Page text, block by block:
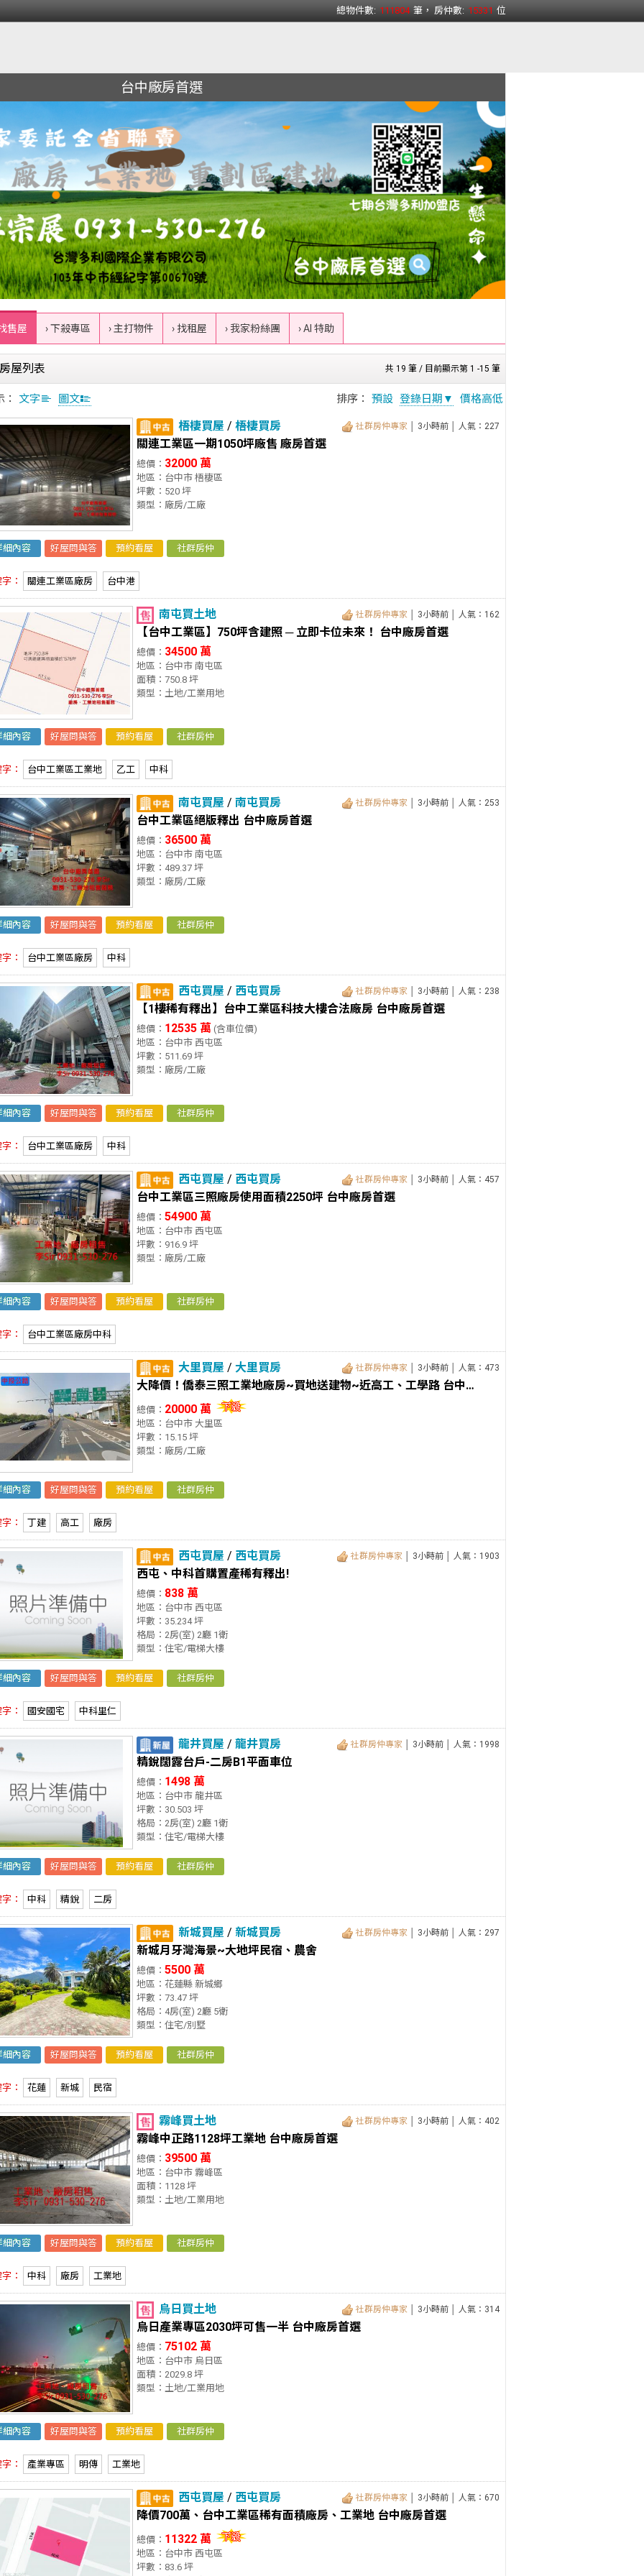
總物件數: 111804 筆， 房仲數: 15331 位
台中廠房首選
售屋 › 下殺專區 › 主打物件 › 找租屋 › 我家粉絲團 › AI 特助
共 19 筆 / 目前顯示第 1 -15 筆
房屋列表
： 文字 圖文 排序： 預設 登錄日期▼ 價格高低
梧棲買屋 / 梧棲買房 社群房仲專家 │ 3小時前 │ 人氣：227
關連工業區一期1050坪廠售 廠房首選
總價： 32000 萬
地區：台中市 梧棲區
坪數：520 坪
類型：廠房/工廠
細內容 好屋問與答 預約看屋 社群房仲
： 關連工業區廠房 台中港
南屯買土地 社群房仲專家 │ 3小時前 │ 人氣：162
【台中工業區】750坪含建照 ─ 立即卡位未來！ 台中廠房首選
總價： 34500 萬
地區：台中市 南屯區
面積：750.8 坪
類型：土地/工業用地
細內容 好屋問與答 預約看屋 社群房仲
： 台中工業區工業地 乙工 中科
南屯買屋 / 南屯買房 社群房仲專家 │ 3小時前 │ 人氣：253
台中工業區絕版釋出 台中廠房首選
總價： 36500 萬
地區：台中市 南屯區
坪數：489.37 坪
類型：廠房/工廠
細內容 好屋問與答 預約看屋 社群房仲
： 台中工業區廠房 中科
西屯買屋 / 西屯買房 社群房仲專家 │ 3小時前 │ 人氣：238
【1樓稀有釋出】台中工業區科技大樓合法廠房 台中廠房首選
總價： 12535 萬 (含車位價)
地區：台中市 西屯區
坪數：511.69 坪
類型：廠房/工廠
細內容 好屋問與答 預約看屋 社群房仲
： 台中工業區廠房 中科
西屯買屋 / 西屯買房 社群房仲專家 │ 3小時前 │ 人氣：457
台中工業區三照廠房使用面積2250坪 台中廠房首選
總價： 54900 萬
地區：台中市 西屯區
坪數：916.9 坪
類型：廠房/工廠
細內容 好屋問與答 預約看屋 社群房仲
： 台中工業區廠房中科
大里買屋 / 大里買房 社群房仲專家 │ 3小時前 │ 人氣：473
大降價！僑泰三照工業地廠房~買地送建物~近高工、工學路 台中廠房首
總價： 20000 萬
地區：台中市 大里區
坪數：15.15 坪
類型：廠房/工廠
細內容 好屋問與答 預約看屋 社群房仲
： 丁建 高工 廠房
西屯買屋 / 西屯買房 社群房仲專家 │ 3小時前 │ 人氣：1903
西屯、中科首購置產稀有釋出!
總價： 838 萬
地區：台中市 西屯區
坪數：35.234 坪
格局：2房(室) 2廳 1衛
類型：住宅/電梯大樓
細內容 好屋問與答 預約看屋 社群房仲
： 國安國宅 中科里仁
龍井買屋 / 龍井買房 社群房仲專家 │ 3小時前 │ 人氣：1998
精銳闊露台戶-二房B1平面車位
總價： 1498 萬
地區：台中市 龍井區
坪數：30.503 坪
格局：2房(室) 2廳 1衛
類型：住宅/電梯大樓
細內容 好屋問與答 預約看屋 社群房仲
： 中科 精銳 二房
新城買屋 / 新城買房 社群房仲專家 │ 3小時前 │ 人氣：297
新城月牙灣海景~大地坪民宿、農舍
總價： 5500 萬
地區：花蓮縣 新城鄉
坪數：73.47 坪
格局：4房(室) 2廳 5衛
類型：住宅/別墅
細內容 好屋問與答 預約看屋 社群房仲
： 花蓮 新城 民宿
霧峰買土地 社群房仲專家 │ 3小時前 │ 人氣：402
霧峰中正路1128坪工業地 台中廠房首選
總價： 39500 萬
地區：台中市 霧峰區
面積：1128 坪
類型：土地/工業用地
細內容 好屋問與答 預約看屋 社群房仲
： 中科 廠房 工業地
烏日買土地 社群房仲專家 │ 3小時前 │ 人氣：314
烏日產業專區2030坪可售一半 台中廠房首選
總價： 75102 萬
地區：台中市 烏日區
面積：2029.8 坪
類型：土地/工業用地
細內容 好屋問與答 預約看屋 社群房仲
： 產業專區 明傳 工業地
西屯買屋 / 西屯買房 社群房仲專家 │ 3小時前 │ 人氣：670
降價700萬、台中工業區稀有面積廠房、工業地 台中廠房首選
總價： 11322 萬
地區：台中市 西屯區
坪數：83.6 坪